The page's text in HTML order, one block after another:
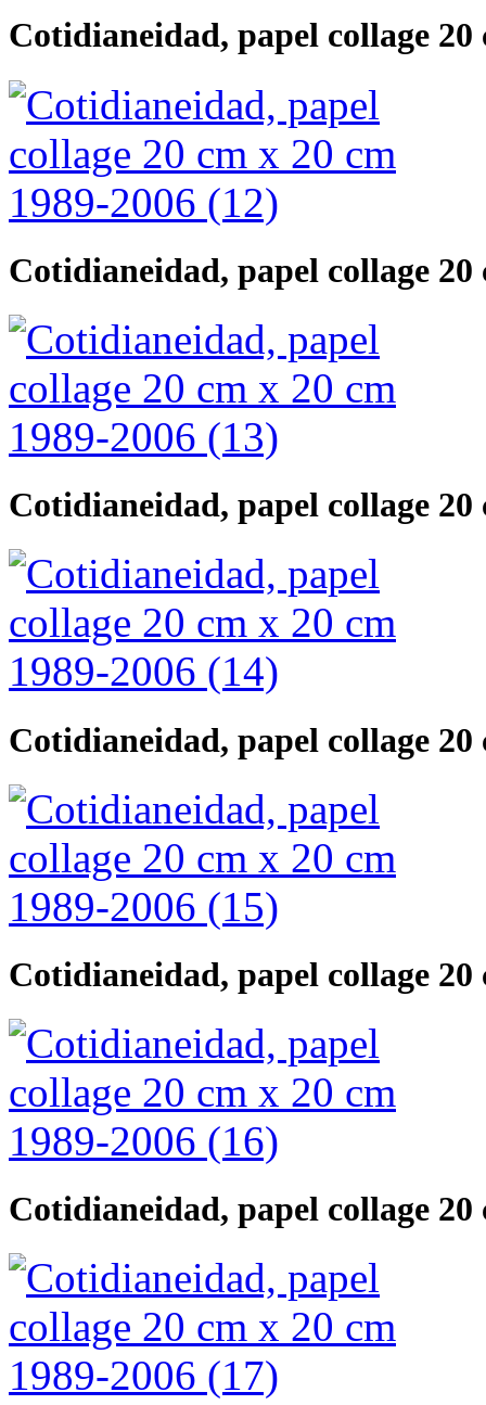
Cotidianeidad, papel collage 20
Cotidianeidad, papel collage 20
Cotidianeidad, papel collage 20
Cotidianeidad, papel collage 20
Cotidianeidad, papel collage 20
Cotidianeidad, papel collage 20